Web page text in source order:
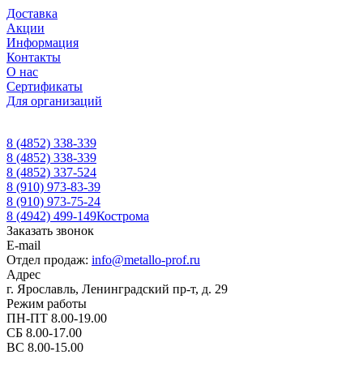
Доставка
Акции
Информация
Контакты
О нас
Сертификаты
Для организаций
8 (4852) 338-339
8 (4852) 338-339
8 (4852) 337-524
8 (910) 973-83-39
8 (910) 973-75-24
8 (4942) 499-149Кострома
Заказать звонок
E-mail
Отдел продаж: info@metallo-prof.ru
Адрес
г. Ярославль, Ленинградский пр-т, д. 29
Режим работы
ПН-ПТ 8.00-19.00
СБ 8.00-17.00
ВС 8.00-15.00